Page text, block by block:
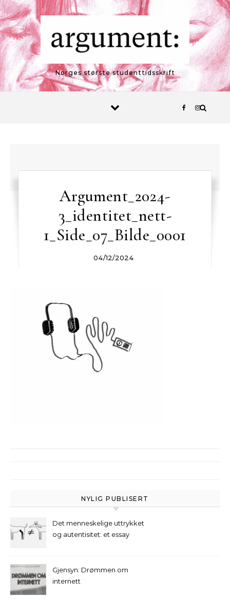
Skip to content
Norges største studenttidsskrift
Argument_2024-
3_identitet_nett-
1_Side_07_Bilde_0001
04/12/2024
NYLIG PUBLISERT
Det menneskelige uttrykket
og autentisitet: et essay
Gjensyn: Drømmen om
internett